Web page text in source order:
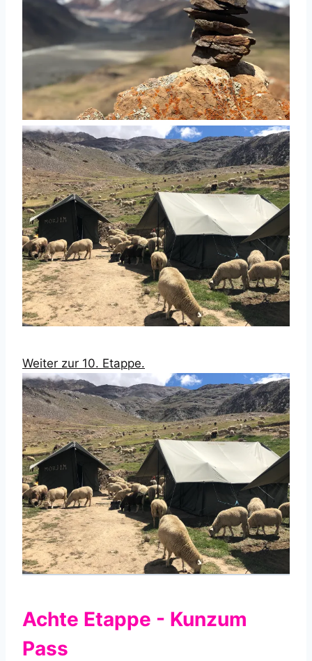
Weiter zur 10. Etappe.
Achte Etappe - Kunzum
Pass